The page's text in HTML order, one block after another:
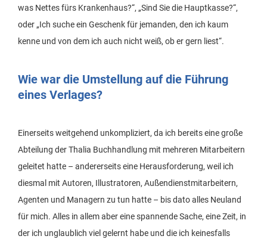
was Nettes fürs Krankenhaus?“, „Sind Sie die Hauptkasse?“,
oder „Ich suche ein Geschenk für jemanden, den ich kaum
kenne und von dem ich auch nicht weiß, ob er gern liest“.
Wie war die Umstellung auf die Führung
eines Verlages?
Einerseits weitgehend unkompliziert, da ich bereits eine große
Abteilung der Thalia Buchhandlung mit mehreren Mitarbeitern
geleitet hatte – andererseits eine Herausforderung, weil ich
diesmal mit Autoren, Illustratoren, Außendienstmitarbeitern,
Agenten und Managern zu tun hatte – bis dato alles Neuland
für mich. Alles in allem aber eine spannende Sache, eine Zeit, in
der ich unglaublich viel gelernt habe und die ich keinesfalls